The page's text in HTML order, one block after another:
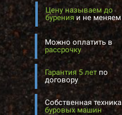
Цену называем до
буренияи не меняем
Собственная техника
буровых машин
Можно оплатить в
рассрочку
Гарантия 5 лет по
договору